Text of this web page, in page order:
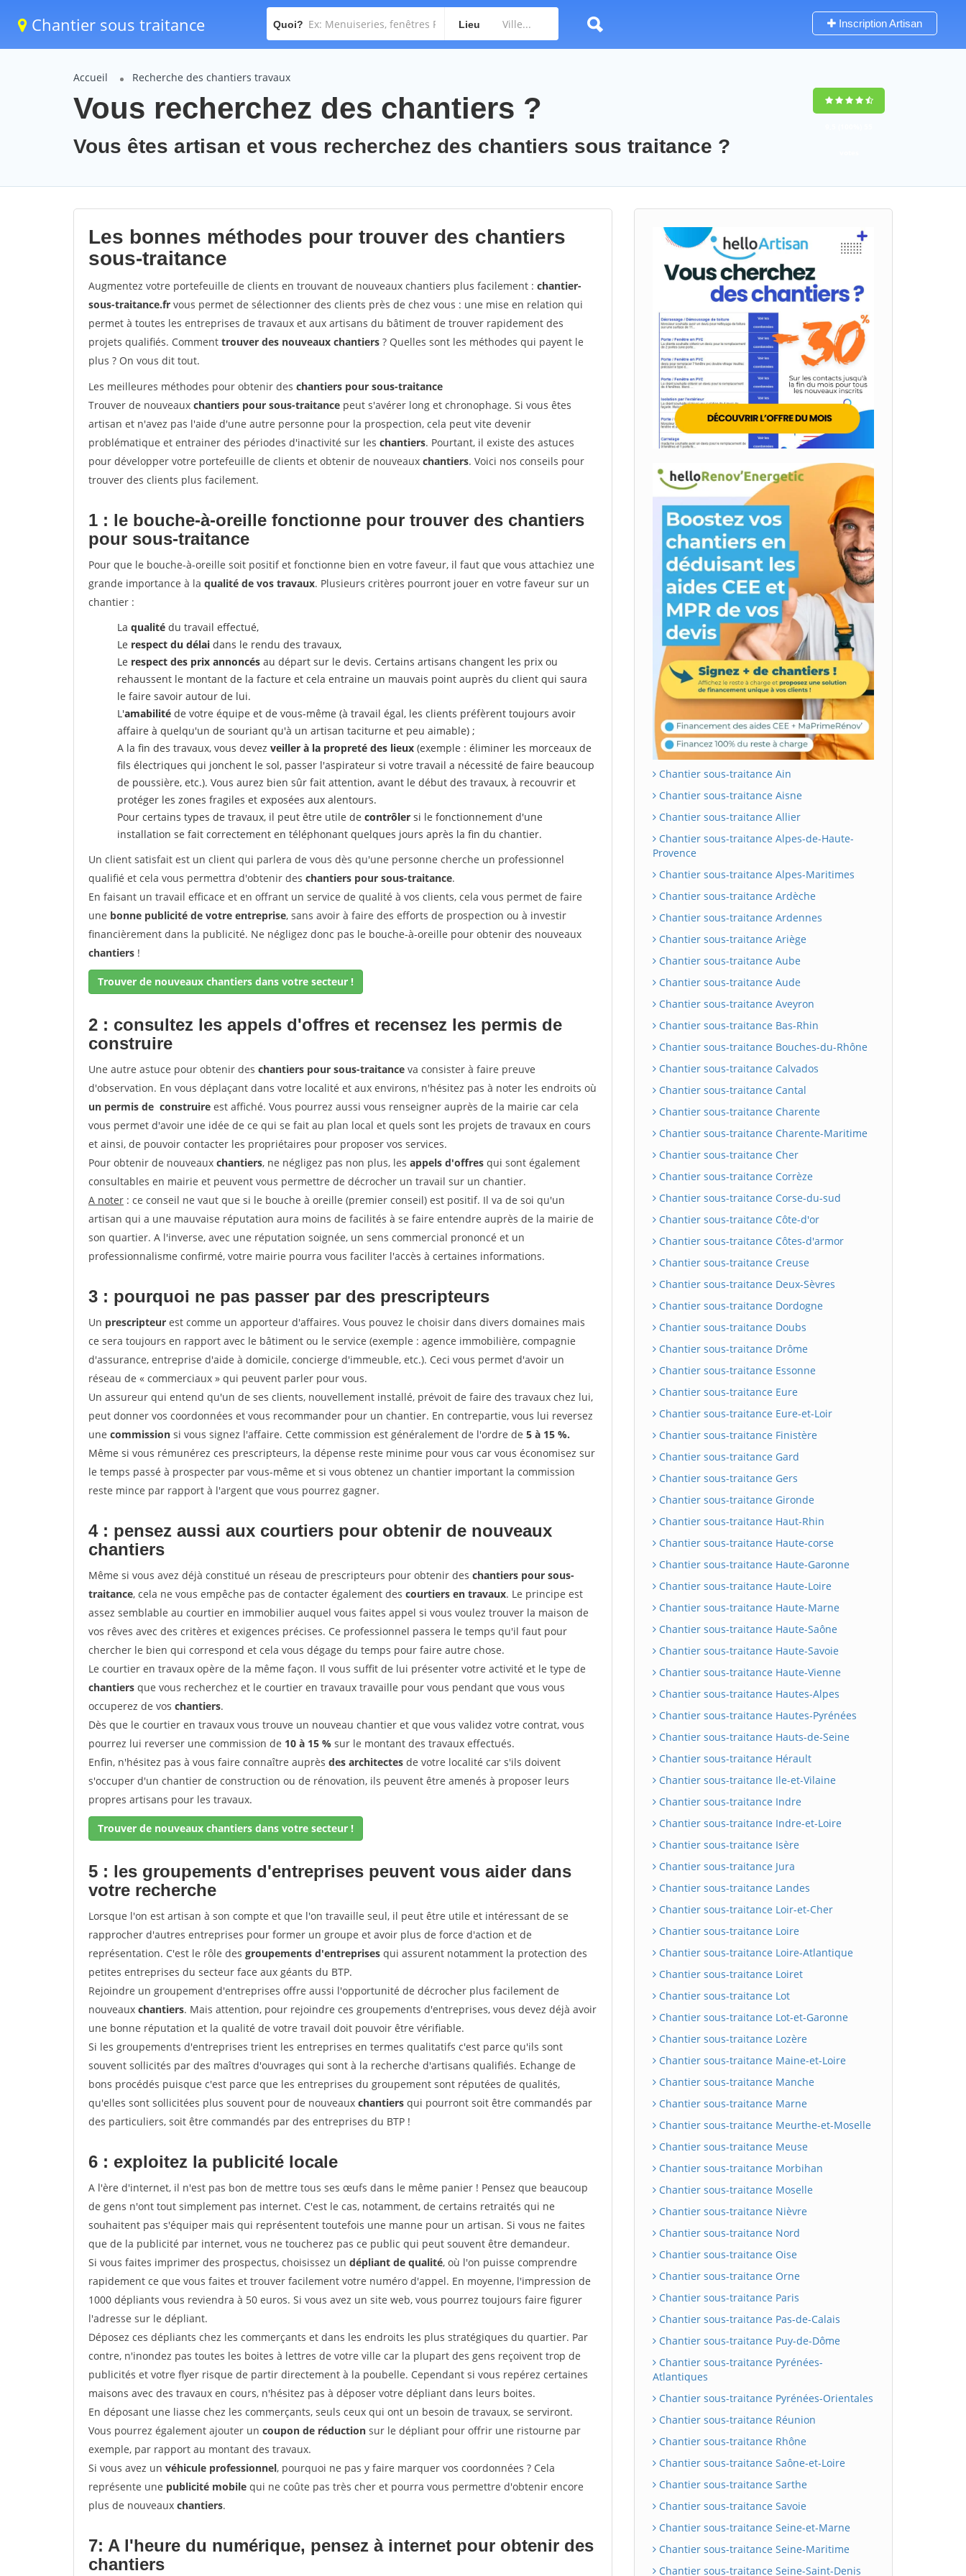
Chantier sous traitance Quoi? Lieu Inscription Artisan
Accueil Recherche des chantiers travaux
Vous recherchez des chantiers ?
Vous êtes artisan et vous recherchez des chantiers sous traitance ?
Les bonnes méthodes pour trouver des chantiers
sous-traitance
Augmentez votre portefeuille de clients en trouvant de nouveaux chantiers plus facilement : chantier-
sous-traitance.fr vous permet de sélectionner des clients près de chez vous : une mise en relation qui
permet à toutes les entreprises de travaux et aux artisans du bâtiment de trouver rapidement des
projets qualifiés. Comment trouver des nouveaux chantiers ? Quelles sont les méthodes qui payent le
plus ? On vous dit tout.
Les meilleures méthodes pour obtenir des chantiers pour sous-traitance
Trouver de nouveaux chantiers pour sous-traitance peut s'avérer long et chronophage. Si vous êtes
artisan et n'avez pas l'aide d'une autre personne pour la prospection, cela peut vite devenir
problématique et entrainer des périodes d'inactivité sur les chantiers. Pourtant, il existe des astuces
pour développer votre portefeuille de clients et obtenir de nouveaux chantiers. Voici nos conseils pour
trouver des clients plus facilement.
1 : le bouche-à-oreille fonctionne pour trouver des chantiers
pour sous-traitance
Pour que le bouche-à-oreille soit positif et fonctionne bien en votre faveur, il faut que vous attachiez une
grande importance à la qualité de vos travaux. Plusieurs critères pourront jouer en votre faveur sur un
chantier :
La qualité du travail effectué,
Le respect du délai dans le rendu des travaux,
Le respect des prix annoncés au départ sur le devis. Certains artisans changent les prix ou
rehaussent le montant de la facture et cela entraine un mauvais point auprès du client qui saura
le faire savoir autour de lui.
L'amabilité de votre équipe et de vous-même (à travail égal, les clients préfèrent toujours avoir
affaire à quelqu'un de souriant qu'à un artisan taciturne et peu aimable) ;
A la fin des travaux, vous devez veiller à la propreté des lieux (exemple : éliminer les morceaux de
fils électriques qui jonchent le sol, passer l'aspirateur si votre travail a nécessité de faire beaucoup
de poussière, etc.). Vous aurez bien sûr fait attention, avant le début des travaux, à recouvrir et
protéger les zones fragiles et exposées aux alentours.
Pour certains types de travaux, il peut être utile de contrôler si le fonctionnement d'une
installation se fait correctement en téléphonant quelques jours après la fin du chantier.
Un client satisfait est un client qui parlera de vous dès qu'une personne cherche un professionnel
qualifié et cela vous permettra d'obtenir des chantiers pour sous-traitance.
En faisant un travail efficace et en offrant un service de qualité à vos clients, cela vous permet de faire
une bonne publicité de votre entreprise, sans avoir à faire des efforts de prospection ou à investir
financièrement dans la publicité. Ne négligez donc pas le bouche-à-oreille pour obtenir des nouveaux
chantiers !
Trouver de nouveaux chantiers dans votre secteur !
2 : consultez les appels d'offres et recensez les permis de
construire
Une autre astuce pour obtenir des chantiers pour sous-traitance va consister à faire preuve
d'observation. En vous déplaçant dans votre localité et aux environs, n'hésitez pas à noter les endroits où
un permis de construire est affiché. Vous pourrez aussi vous renseigner auprès de la mairie car cela
vous permet d'avoir une idée de ce qui se fait au plan local et quels sont les projets de travaux en cours
et ainsi, de pouvoir contacter les propriétaires pour proposer vos services.
Pour obtenir de nouveaux chantiers, ne négligez pas non plus, les appels d'offres qui sont également
consultables en mairie et peuvent vous permettre de décrocher un travail sur un chantier.
A noter : ce conseil ne vaut que si le bouche à oreille (premier conseil) est positif. Il va de soi qu'un
artisan qui a une mauvaise réputation aura moins de facilités à se faire entendre auprès de la mairie de
son quartier. A l'inverse, avec une réputation soignée, un sens commercial prononcé et un
professionnalisme confirmé, votre mairie pourra vous faciliter l'accès à certaines informations.
3 : pourquoi ne pas passer par des prescripteurs
Un prescripteur est comme un apporteur d'affaires. Vous pouvez le choisir dans divers domaines mais
ce sera toujours en rapport avec le bâtiment ou le service (exemple : agence immobilière, compagnie
d'assurance, entreprise d'aide à domicile, concierge d'immeuble, etc.). Ceci vous permet d'avoir un
réseau de « commerciaux » qui peuvent parler pour vous.
Un assureur qui entend qu'un de ses clients, nouvellement installé, prévoit de faire des travaux chez lui,
peut donner vos coordonnées et vous recommander pour un chantier. En contrepartie, vous lui reversez
une commission si vous signez l'affaire. Cette commission est généralement de l'ordre de 5 à 15 %.
Même si vous rémunérez ces prescripteurs, la dépense reste minime pour vous car vous économisez sur
le temps passé à prospecter par vous-même et si vous obtenez un chantier important la commission
reste mince par rapport à l'argent que vous pourrez gagner.
4 : pensez aussi aux courtiers pour obtenir de nouveaux
chantiers
Même si vous avez déjà constitué un réseau de prescripteurs pour obtenir des chantiers pour sous-
traitance, cela ne vous empêche pas de contacter également des courtiers en travaux. Le principe est
assez semblable au courtier en immobilier auquel vous faites appel si vous voulez trouver la maison de
vos rêves avec des critères et exigences précises. Ce professionnel passera le temps qu'il faut pour
chercher le bien qui correspond et cela vous dégage du temps pour faire autre chose.
Le courtier en travaux opère de la même façon. Il vous suffit de lui présenter votre activité et le type de
chantiers que vous recherchez et le courtier en travaux travaille pour vous pendant que vous vous
occuperez de vos chantiers.
Dès que le courtier en travaux vous trouve un nouveau chantier et que vous validez votre contrat, vous
pourrez lui reverser une commission de 10 à 15 % sur le montant des travaux effectués.
Enfin, n'hésitez pas à vous faire connaître auprès des architectes de votre localité car s'ils doivent
s'occuper d'un chantier de construction ou de rénovation, ils peuvent être amenés à proposer leurs
propres artisans pour les travaux.
Trouver de nouveaux chantiers dans votre secteur !
5 : les groupements d'entreprises peuvent vous aider dans
votre recherche
Lorsque l'on est artisan à son compte et que l'on travaille seul, il peut être utile et intéressant de se
rapprocher d'autres entreprises pour former un groupe et avoir plus de force d'action et de
représentation. C'est le rôle des groupements d'entreprises qui assurent notamment la protection des
petites entreprises du secteur face aux géants du BTP.
Rejoindre un groupement d'entreprises offre aussi l'opportunité de décrocher plus facilement de
nouveaux chantiers. Mais attention, pour rejoindre ces groupements d'entreprises, vous devez déjà avoir
une bonne réputation et la qualité de votre travail doit pouvoir être vérifiable.
Si les groupements d'entreprises trient les entreprises en termes qualitatifs c'est parce qu'ils sont
souvent sollicités par des maîtres d'ouvrages qui sont à la recherche d'artisans qualifiés. Echange de
bons procédés puisque c'est parce que les entreprises du groupement sont réputées de qualités,
qu'elles sont sollicitées plus souvent pour de nouveaux chantiers qui pourront soit être commandés par
des particuliers, soit être commandés par des entreprises du BTP !
6 : exploitez la publicité locale
A l'ère d'internet, il n'est pas bon de mettre tous ses œufs dans le même panier ! Pensez que beaucoup
de gens n'ont tout simplement pas internet. C'est le cas, notamment, de certains retraités qui ne
souhaitent pas s'équiper mais qui représentent toutefois une manne pour un artisan. Si vous ne faites
que de la publicité par internet, vous ne toucherez pas ce public qui peut souvent être demandeur.
Si vous faites imprimer des prospectus, choisissez un dépliant de qualité, où l'on puisse comprendre
rapidement ce que vous faites et trouver facilement votre numéro d'appel. En moyenne, l'impression de
1000 dépliants vous reviendra à 50 euros. Si vous avez un site web, vous pourrez toujours faire figurer
l'adresse sur le dépliant.
Déposez ces dépliants chez les commerçants et dans les endroits les plus stratégiques du quartier. Par
contre, n'inondez pas toutes les boites à lettres de votre ville car la plupart des gens reçoivent trop de
publicités et votre flyer risque de partir directement à la poubelle. Cependant si vous repérez certaines
maisons avec des travaux en cours, n'hésitez pas à déposer votre dépliant dans leurs boites.
En déposant une liasse chez les commerçants, seuls ceux qui ont un besoin de travaux, se serviront.
Vous pourrez également ajouter un coupon de réduction sur le dépliant pour offrir une ristourne par
exemple, par rapport au montant des travaux.
Si vous avez un véhicule professionnel, pourquoi ne pas y faire marquer vos coordonnées ? Cela
représente une publicité mobile qui ne coûte pas très cher et pourra vous permettre d'obtenir encore
plus de nouveaux chantiers.
7: A l'heure du numérique, pensez à internet pour obtenir des
chantiers
Chantier sous-traitance Ain
Chantier sous-traitance Aisne
Chantier sous-traitance Allier
Chantier sous-traitance Alpes-de-Haute-
Provence
Chantier sous-traitance Alpes-Maritimes
Chantier sous-traitance Ardèche
Chantier sous-traitance Ardennes
Chantier sous-traitance Ariège
Chantier sous-traitance Aube
Chantier sous-traitance Aude
Chantier sous-traitance Aveyron
Chantier sous-traitance Bas-Rhin
Chantier sous-traitance Bouches-du-Rhône
Chantier sous-traitance Calvados
Chantier sous-traitance Cantal
Chantier sous-traitance Charente
Chantier sous-traitance Charente-Maritime
Chantier sous-traitance Cher
Chantier sous-traitance Corrèze
Chantier sous-traitance Corse-du-sud
Chantier sous-traitance Côte-d'or
Chantier sous-traitance Côtes-d'armor
Chantier sous-traitance Creuse
Chantier sous-traitance Deux-Sèvres
Chantier sous-traitance Dordogne
Chantier sous-traitance Doubs
Chantier sous-traitance Drôme
Chantier sous-traitance Essonne
Chantier sous-traitance Eure
Chantier sous-traitance Eure-et-Loir
Chantier sous-traitance Finistère
Chantier sous-traitance Gard
Chantier sous-traitance Gers
Chantier sous-traitance Gironde
Chantier sous-traitance Haut-Rhin
Chantier sous-traitance Haute-corse
Chantier sous-traitance Haute-Garonne
Chantier sous-traitance Haute-Loire
Chantier sous-traitance Haute-Marne
Chantier sous-traitance Haute-Saône
Chantier sous-traitance Haute-Savoie
Chantier sous-traitance Haute-Vienne
Chantier sous-traitance Hautes-Alpes
Chantier sous-traitance Hautes-Pyrénées
Chantier sous-traitance Hauts-de-Seine
Chantier sous-traitance Hérault
Chantier sous-traitance Ile-et-Vilaine
Chantier sous-traitance Indre
Chantier sous-traitance Indre-et-Loire
Chantier sous-traitance Isère
Chantier sous-traitance Jura
Chantier sous-traitance Landes
Chantier sous-traitance Loir-et-Cher
Chantier sous-traitance Loire
Chantier sous-traitance Loire-Atlantique
Chantier sous-traitance Loiret
Chantier sous-traitance Lot
Chantier sous-traitance Lot-et-Garonne
Chantier sous-traitance Lozère
Chantier sous-traitance Maine-et-Loire
Chantier sous-traitance Manche
Chantier sous-traitance Marne
Chantier sous-traitance Meurthe-et-Moselle
Chantier sous-traitance Meuse
Chantier sous-traitance Morbihan
Chantier sous-traitance Moselle
Chantier sous-traitance Nièvre
Chantier sous-traitance Nord
Chantier sous-traitance Oise
Chantier sous-traitance Orne
Chantier sous-traitance Paris
Chantier sous-traitance Pas-de-Calais
Chantier sous-traitance Puy-de-Dôme
Chantier sous-traitance Pyrénées-
Atlantiques
Chantier sous-traitance Pyrénées-Orientales
Chantier sous-traitance Réunion
Chantier sous-traitance Rhône
Chantier sous-traitance Saône-et-Loire
Chantier sous-traitance Sarthe
Chantier sous-traitance Savoie
Chantier sous-traitance Seine-et-Marne
Chantier sous-traitance Seine-Maritime
Chantier sous-traitance Seine-Saint-Denis